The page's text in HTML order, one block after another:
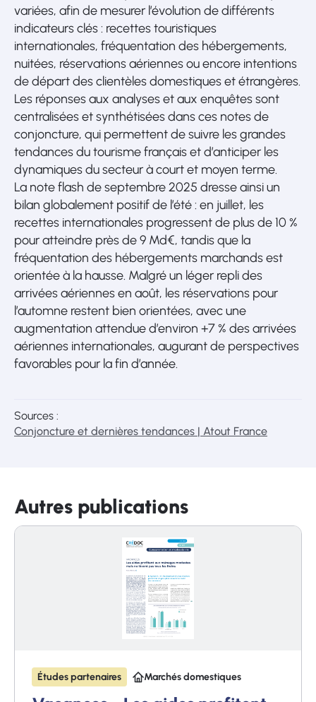
variées, afin de mesurer l’évolution de différents
indicateurs clés : recettes touristiques
internationales, fréquentation des hébergements,
nuitées, réservations aériennes ou encore intentions
de départ des clientèles domestiques et étrangères.
Les réponses aux analyses et aux enquêtes sont
centralisées et synthétisées dans ces notes de
conjoncture, qui permettent de suivre les grandes
tendances du tourisme français et d’anticiper les
dynamiques du secteur à court et moyen terme.
La note flash de septembre 2025 dresse ainsi un
bilan globalement positif de l’été : en juillet, les
recettes internationales progressent de plus de 10 %
pour atteindre près de 9 Md€, tandis que la
fréquentation des hébergements marchands est
orientée à la hausse. Malgré un léger repli des
arrivées aériennes en août, les réservations pour
l’automne restent bien orientées, avec une
augmentation attendue d’environ +7 % des arrivées
aériennes internationales, augurant de perspectives
favorables pour la fin d’année.
Sources :
Conjoncture et dernières tendances | Atout France
Autres publications
Études partenaires Marchés domestiques